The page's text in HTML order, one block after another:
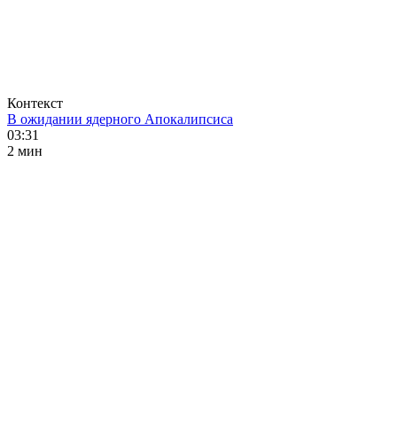
Контекст
В ожидании ядерного Апокалипсиса
03:31
2 мин